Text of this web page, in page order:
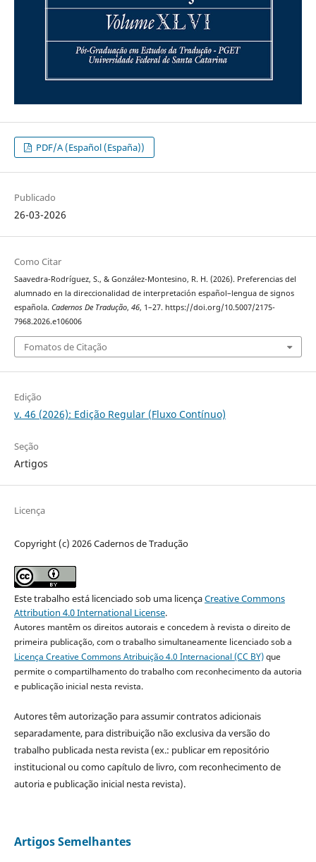
PDF/A (Español (España))
Publicado
26-03-2026
Como Citar
Saavedra-Rodríguez, S., & González-Montesino, R. H. (2026). Preferencias del
alumnado en la direccionalidad de interpretación español–lengua de signos
española. Cadernos De Tradução, 46, 1–27. https://doi.org/10.5007/2175-
7968.2026.e106006
Fomatos de Citação
Edição
v. 46 (2026): Edição Regular (Fluxo Contínuo)
Seção
Artigos
Licença
Copyright (c) 2026 Cadernos de Tradução
Este trabalho está licenciado sob uma licençaCreative Commons
Attribution 4.0 International License.
Autores mantêm os direitos autorais e concedem à revista o direito de
primeira publicação, com o trabalho simultaneamente licenciado sob a
Licença Creative Commons Atribuição 4.0 Internacional (CC BY)que
permite o compartilhamento do trabalho com reconhecimento da autoria
e publicação inicial nesta revista.
Autores têm autorização para assumir contratos adicionais
separadamente, para distribuição não exclusiva da versão do
trabalho publicada nesta revista (ex.: publicar em repositório
institucional ou como capítulo de livro, com reconhecimento de
autoria e publicação inicial nesta revista).
Artigos Semelhantes